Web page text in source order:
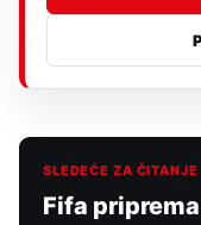
SLEDEĆE ZA ČITANJE
Fifa